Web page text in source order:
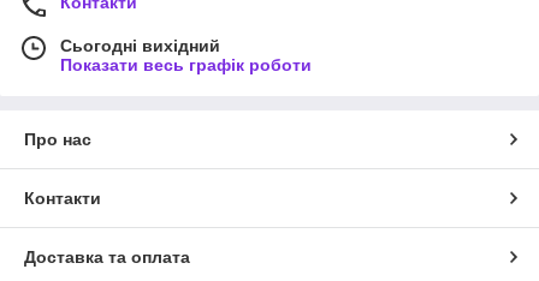
Сьогодні вихідний
Показати весь графік роботи
Про нас
Контакти
Доставка та оплата